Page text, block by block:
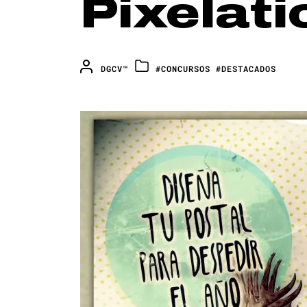
DGCV™ #CONCURSOS #DESTACADOS